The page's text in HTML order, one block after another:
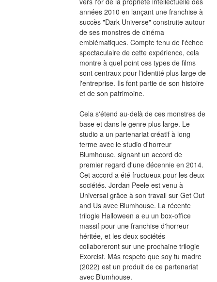
années 2010 en lançant une franchise à
succès "Dark Universe" construite autour
de ses monstres de cinéma
emblématiques. Compte tenu de l'échec
spectaculaire de cette expérience, cela
montre à quel point ces types de films
sont centraux pour l'identité plus large de
l'entreprise. Ils font partie de son histoire
et de son patrimoine.
Cela s'étend au-delà de ces monstres de
base et dans le genre plus large. Le
studio a un partenariat créatif à long
terme avec le studio d'horreur
Blumhouse, signant un accord de
premier regard d'une décennie en 2014.
Cet accord a été fructueux pour les deux
sociétés. Jordan Peele est venu à
Universal grâce à son travail sur Get Out
and Us avec Blumhouse. La récente
trilogie Halloween a eu un box-office
massif pour une franchise d'horreur
héritée, et les deux sociétés
collaboreront sur une prochaine trilogie
Exorcist. Más respeto que soy tu madre
(2022) est un produit de ce partenariat
avec Blumhouse.